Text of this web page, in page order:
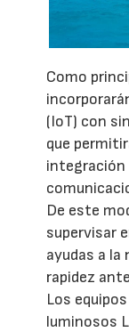
Como
(IoT) con
que
integración
De este
supervisar
ayudas a
rapidez
Los
luminosos